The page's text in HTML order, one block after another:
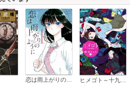
恋は雨上がりのように